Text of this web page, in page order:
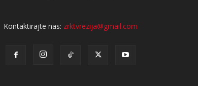
Kontaktirajte nas: zrktvrezija@gmail.com